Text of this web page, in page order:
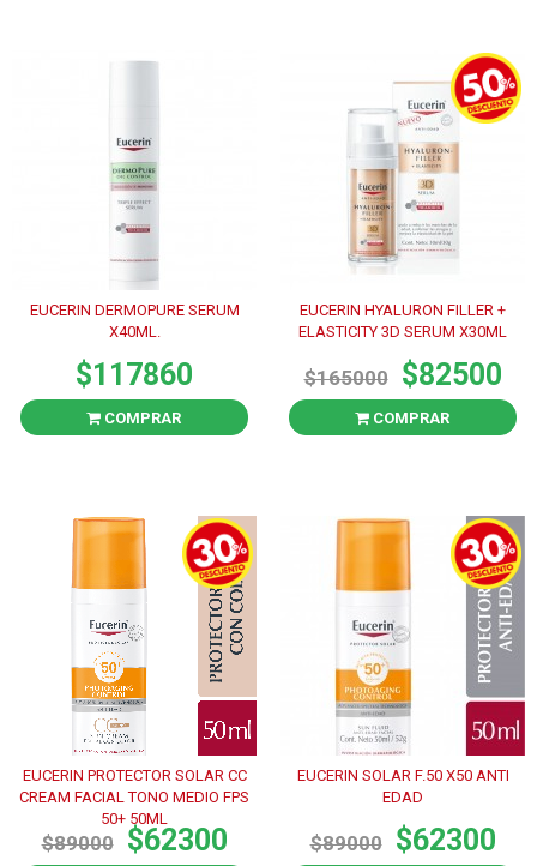
EUCERIN DERMOPURE SERUM
X40ML.
$117860
COMPRAR
EUCERIN HYALURON FILLER +
ELASTICITY 3D SERUM X30ML
$165000 $82500
COMPRAR
EUCERIN PROTECTOR SOLAR CC
CREAM FACIAL TONO MEDIO FPS
50+ 50ML
$89000 $62300
EUCERIN SOLAR F.50 X50 ANTI
EDAD
$89000 $62300